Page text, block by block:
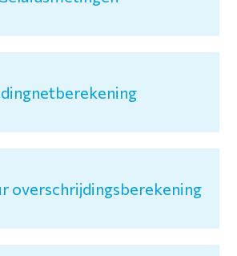
overschrijdingsberekening